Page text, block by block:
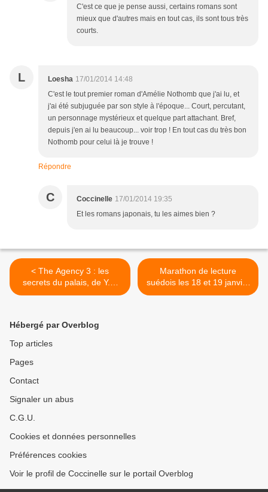
C'est ce que je pense aussi, certains romans sont
mieux que d'autres mais en tout cas, ils sont tous très
courts.
L Loesha 17/01/2014 14:48
C'est le tout premier roman d'Amélie Nothomb que j'ai lu, et
j'ai été subjuguée par son style à l'époque... Court, percutant,
un personnage mystérieux et quelque part attachant. Bref,
depuis j'en ai lu beaucoup... voir trop ! En tout cas du très bon
Nothomb pour celui là je trouve !
Répondre
C Coccinelle 17/01/2014 19:35
Et les romans japonais, tu les aimes bien ?
< The Agency 3 : les
secrets du palais, de Y.S.
Lee
Marathon de lecture
suédois les 18 et 19 janvier
2014 >
Hébergé par Overblog
Top articles
Pages
Contact
Signaler un abus
C.G.U.
Cookies et données personnelles
Préférences cookies
Voir le profil de Coccinelle sur le portail Overblog